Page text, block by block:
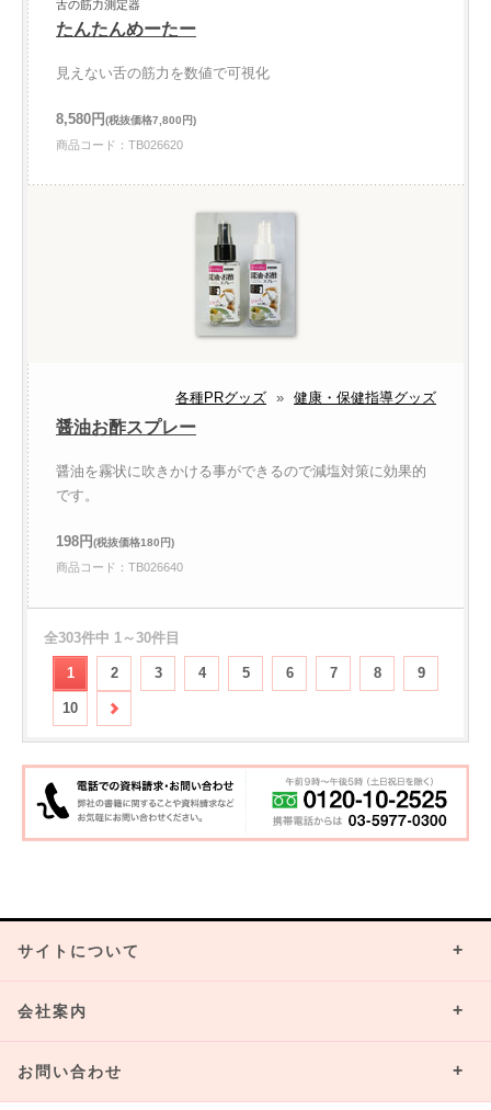
舌の筋力測定器
たんたんめーたー
見えない舌の筋力を数値で可視化
8,580円(税抜価格7,800円)
商品コード：TB026620
各種PRグッズ » 健康・保健指導グッズ
醤油お酢スプレー
醤油を霧状に吹きかける事ができるので減塩対策に効果的
です。
198円(税抜価格180円)
商品コード：TB026640
全303件中 1～30件目
1 2 3 4 5 6 7 8 9
10
サイトについて
会社案内
お問い合わせ